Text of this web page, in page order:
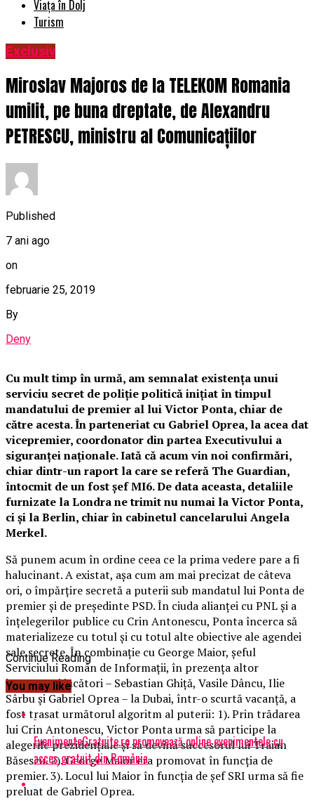
Viața în Dolj
Turism
Exclusiv
Miroslav Majoros de la TELEKOM Romania
umilit, pe buna dreptate, de Alexandru
PETRESCU, ministru al Comunicațiilor
Published
7 ani ago
on
februarie 25, 2019
By
Deny
Cu mult timp în urmă, am semnalat existența unui
serviciu secret de poliție politică inițiat în timpul
mandatului de premier al lui Victor Ponta, chiar de
către acesta. În parteneriat cu Gabriel Oprea, la acea dat
vicepremier, coordonator din partea Executivului a
siguranței naționale. Iată că acum vin noi confirmări,
chiar dintr-un raport la care se referă The Guardian,
întocmit de un fost șef MI6. De data aceasta, detaliile
furnizate la Londra ne trimit nu numai la Victor Ponta,
ci și la Berlin, chiar în cabinetul cancelarului Angela
Merkel.
Să punem acum în ordine ceea ce la prima vedere pare a fi
halucinant. A existat, așa cum am mai precizat de câteva
ori, o împărțire secretă a puterii sub mandatul lui Ponta de
premier și de președinte PSD. În ciuda alianței cu PNL și a
înțelegerilor publice cu Crin Antonescu, Ponta încerca să
materializeze cu totul și cu totul alte obiective ale agendei
sale secrete. În combinație cu George Maior, șeful
Serviciului Român de Informații, în prezența altor
importanți jucători – Sebastian Ghiță, Vasile Dâncu, Ilie
Sârbu și Gabriel Oprea – la Dubai, într-o scurtă vacanță, a
fost trasat următorul algoritm al puterii: 1). Prin trădarea
lui Crin Antonescu, Victor Ponta urma să participe la
alegerile prezidențiale și să devină succesorul lui Traian
Băsescu. 2). George Maior era promovat în funcția de
premier. 3). Locul lui Maior în funcția de șef SRI urma să fie
preluat de Gabriel Oprea.
Continue Reading
You may like
EvenimenteGratuite.ro promovează online evenimentele cu
acces gratuit din România